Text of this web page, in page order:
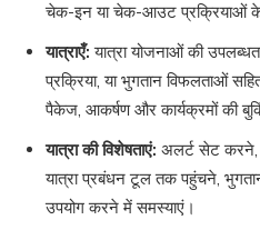
चेक-इन या चेक-आउट प्रक्रियाओं के
यात्राएँ: यात्रा योजनाओं की
प्रक्रिया, या भुगतान विफलताओं
पैकेज, आकर्षण और कार्यक्रमों की
यात्रा की विशेषताएं: अलर्ट सेट करने,
यात्रा प्रबंधन टूल तक पहुंचने,
उपयोग करने में समस्याएं।